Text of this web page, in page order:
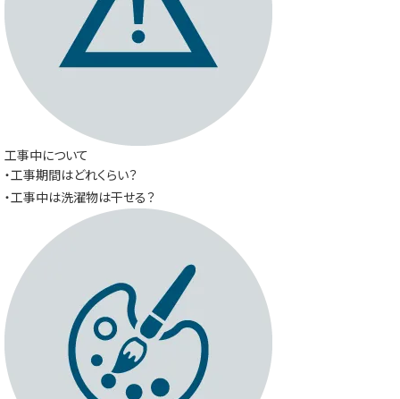
工事中について
・工事期間はどれくらい？
・工事中は洗濯物は干せる？